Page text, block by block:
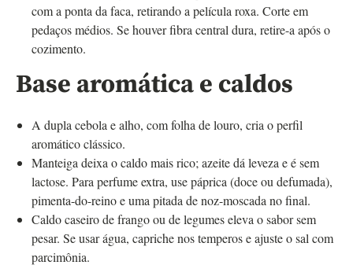
com a ponta da faca, retirando a película roxa. Corte em
pedaços médios. Se houver fibra central dura, retire-a após o
cozimento.
Base aromática e caldos
A dupla cebola e alho, com folha de louro, cria o perfil
aromático clássico.
Manteiga deixa o caldo mais rico; azeite dá leveza e é sem
lactose. Para perfume extra, use páprica (doce ou defumada),
pimenta-do-reino e uma pitada de noz-moscada no final.
Caldo caseiro de frango ou de legumes eleva o sabor sem
pesar. Se usar água, capriche nos temperos e ajuste o sal com
parcimônia.